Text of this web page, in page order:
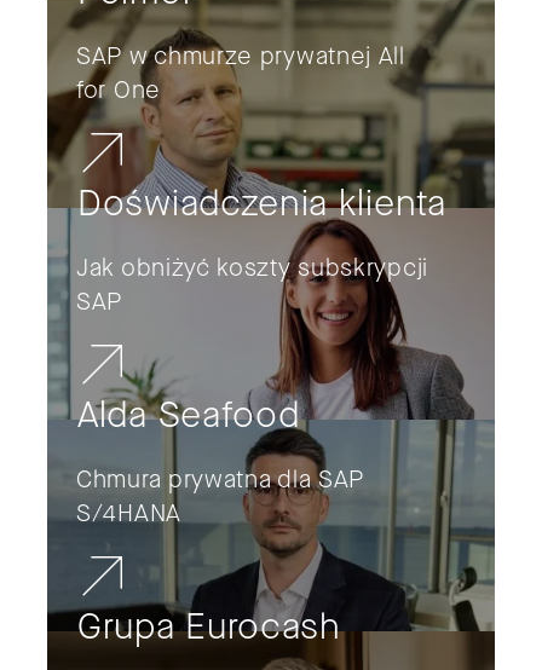
SAP w chmurze prywatnej All
for One
Doświadczenia klienta
Jak obniżyć koszty subskrypcji
SAP
Alda Seafood
Chmura prywatna dla SAP
S/4HANA
Grupa Eurocash